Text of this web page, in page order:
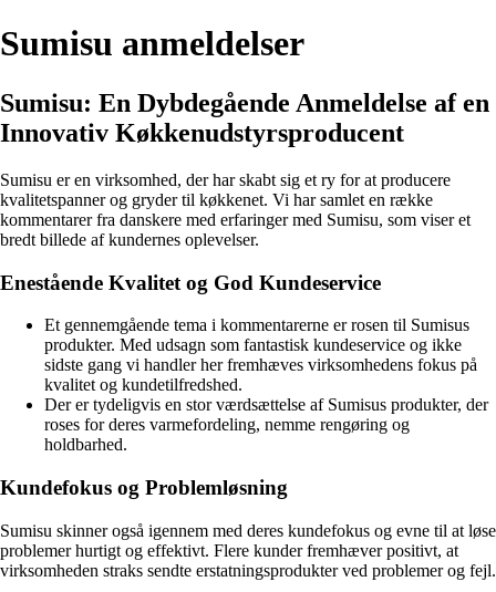
Sumisu anmeldelser
Sumisu: En Dybdegående Anmeldelse af en
Innovativ Køkkenudstyrsproducent
Sumisu er en virksomhed, der har skabt sig et ry for at producere
kvalitetspanner og gryder til køkkenet. Vi har samlet en række
kommentarer fra danskere med erfaringer med Sumisu, som viser et
bredt billede af kundernes oplevelser.
Enestående Kvalitet og God Kundeservice
Et gennemgående tema i kommentarerne er rosen til Sumisus
produkter. Med udsagn som fantastisk kundeservice og ikke
sidste gang vi handler her fremhæves virksomhedens fokus på
kvalitet og kundetilfredshed.
Der er tydeligvis en stor værdsættelse af Sumisus produkter, der
roses for deres varmefordeling, nemme rengøring og
holdbarhed.
Kundefokus og Problemløsning
Sumisu skinner også igennem med deres kundefokus og evne til at løse
problemer hurtigt og effektivt. Flere kunder fremhæver positivt, at
virksomheden straks sendte erstatningsprodukter ved problemer og fejl.